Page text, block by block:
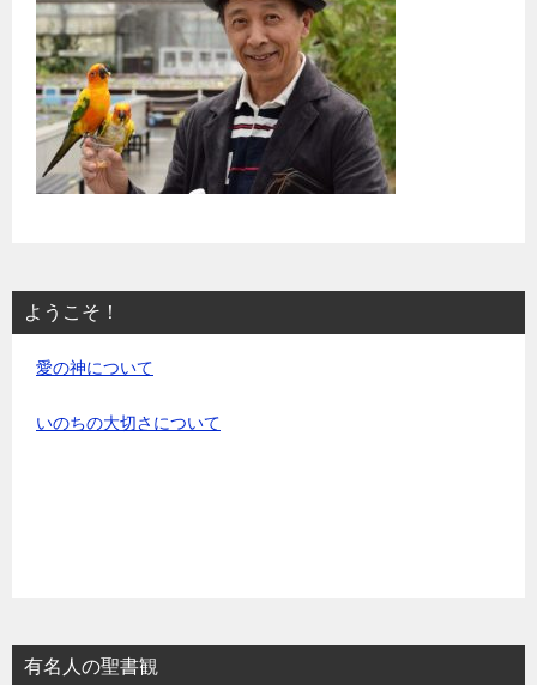
ようこそ！
愛の神について
いのちの大切さについて
有名人の聖書観